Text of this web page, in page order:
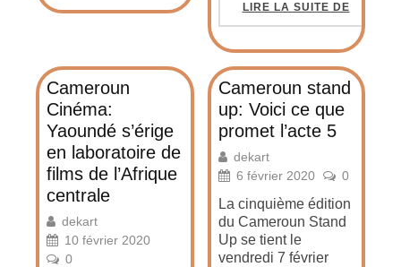
LIRE LA SUITE DE
Cameroun
Cinéma:
Yaoundé s’érige
en laboratoire de
films de l’Afrique
centrale
dekart
10 février 2020
0
Cameroun stand
up: Voici ce que
promet l’acte 5
dekart
6 février 2020
0
La cinquième édition
du Cameroun Stand
Up se tient le
vendredi 7 février